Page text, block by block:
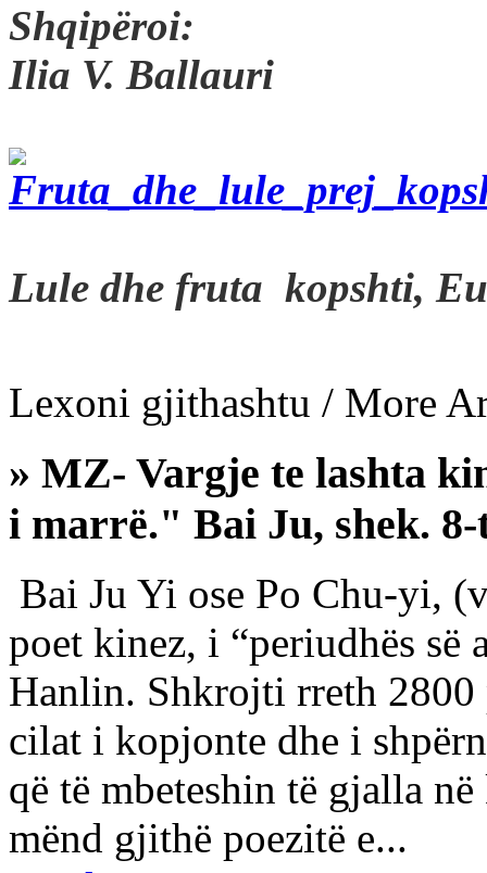
Shqipëroi:
Ilia V. Ballauri
Lule dhe fruta kopshti,
Lexoni gjithashtu / More
» MZ- Vargje te lashta
i marrë." Bai Ju, shek. 8-
Bai Ju Yi ose Po Chu-yi,
poet kinez, i “periudhës së
Hanlin. Shkrojti rreth
cilat i kopjonte dhe i
që të mbeteshin të gjalla
mënd gjithë poezitë e...